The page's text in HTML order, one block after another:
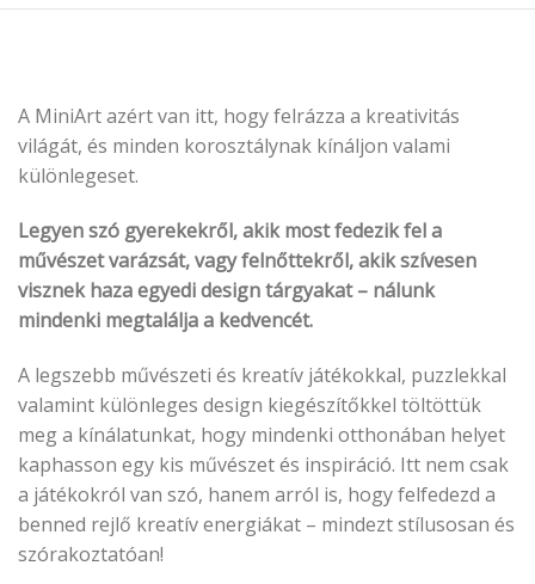
A MiniArt azért van itt, hogy felrázza a kreativitás
világát, és minden korosztálynak kínáljon valami
különlegeset.
Legyen szó gyerekekről, akik most fedezik fel a
művészet varázsát, vagy felnőttekről, akik szívesen
visznek haza egyedi design tárgyakat – nálunk
mindenki megtalálja a kedvencét.
A legszebb művészeti és kreatív játékokkal, puzzlekkal
valamint különleges design kiegészítőkkel töltöttük
meg a kínálatunkat, hogy mindenki otthonában helyet
kaphasson egy kis művészet és inspiráció. Itt nem csak
a játékokról van szó, hanem arról is, hogy felfedezd a
benned rejlő kreatív energiákat – mindezt stílusosan és
szórakoztatóan!